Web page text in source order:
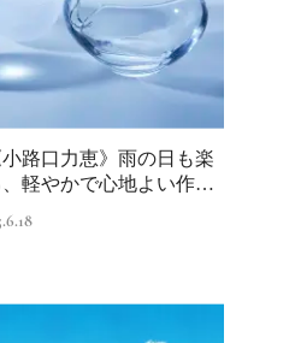
路口力恵》雨の日も楽
軽やかで心地よい作品